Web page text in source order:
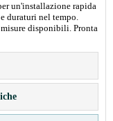
un'installazione rapida
duraturi nel tempo.
disponibili. Pronta